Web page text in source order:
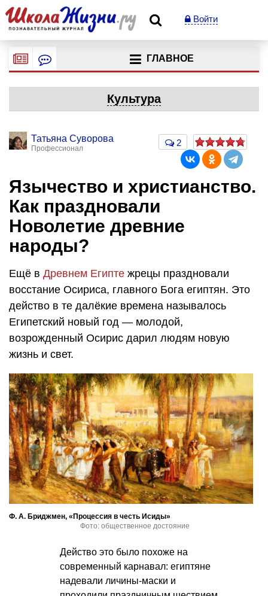
Войти
ГЛАВНОЕ
Культура
Татьяна Суворова
Профессионал
2
Язычество и христианство.
Как праздновали
Новолетие древние
народы?
Ещё в Древнем Египте жрецы праздновали
восстание Осириса, главного Бога египтян. Это
действо в те далёкие времена называлось
Египетский новый год — молодой,
возрожденный Осирис дарил людям новую
жизнь и свет.
Ф. А. Бриджмен, «Процессия в честь Исиды»
Фото: общественное достояние
Действо это было похоже на
современный карнавал: египтяне
надевали личины-маски и